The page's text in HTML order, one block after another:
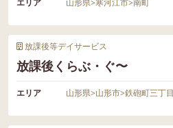
エリア 山形県>寒河江市>南町
放課後等デイサービス
放課後くらぶ・ぐ〜
エリア 山形県>山形市>鉄砲町三丁目